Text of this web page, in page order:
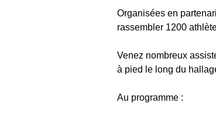
Organisées en
rassembler 1200
Venez nombreux
à pied le long du
Au programme :